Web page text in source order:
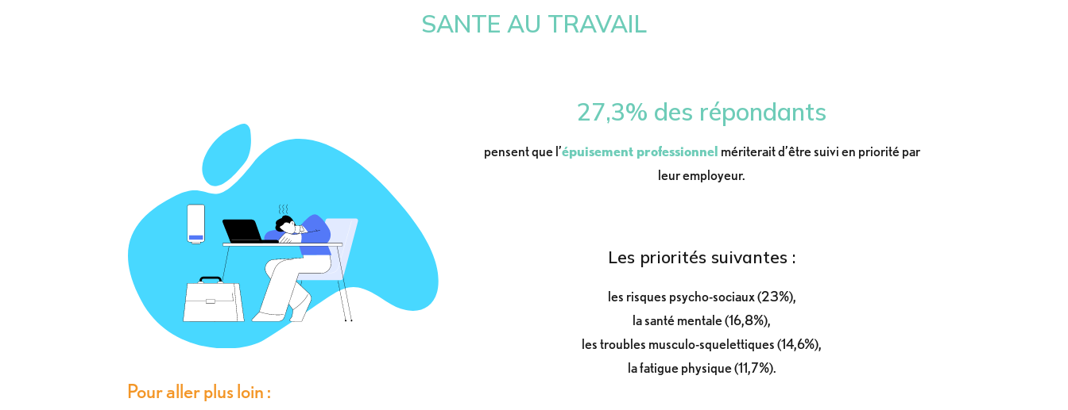
SANTE AU TRAVAIL
27,3% des répondants
pensent que l’épuisement professionnel mériterait d’être suivi en priorité par
leur employeur.
Les priorités suivantes :
les risques psycho-sociaux (23%),
la santé mentale (16,8%),
les troubles musculo-squelettiques (14,6%),
la fatigue physique (11,7%).
Pour aller plus loin :